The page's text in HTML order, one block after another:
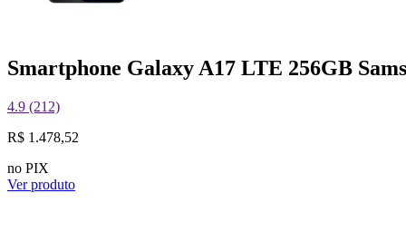
Smartphone Galaxy A17 LTE 256GB
4.9 (212)
R$ 1.478,52
no PIX
Ver produto